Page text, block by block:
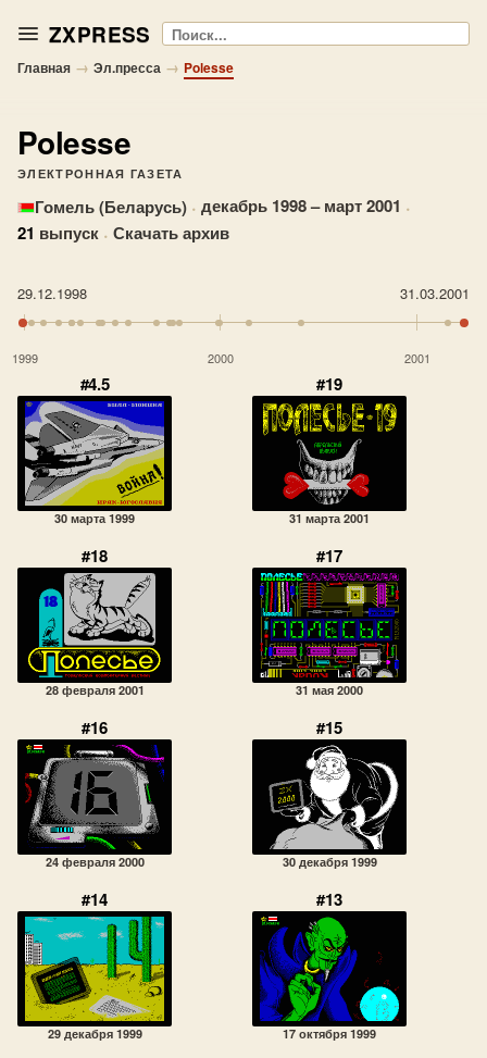
ZXPRESS Поиск
Главная → Эл.пресса → Polesse
Polesse
ЭЛЕКТРОННАЯ ГАЗЕТА
Гомель (Беларусь) · декабрь 1998 – март 2001 ·
21 выпуск · Скачать архив
29.12.1998 31.03.2001
1999 2000 2001
#4.5
30 марта 1999
#19
31 марта 2001
#18
28 февраля 2001
#17
31 мая 2000
#16
24 февраля 2000
#15
30 декабря 1999
#14
29 декабря 1999
#13
17 октября 1999